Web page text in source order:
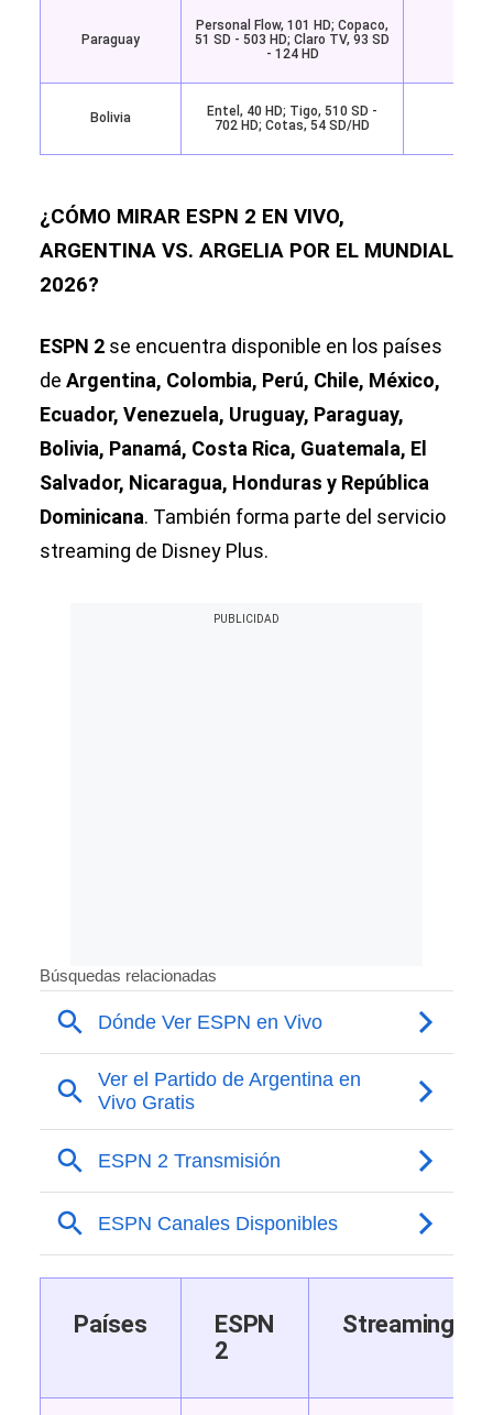
Paraguay
Personal Flow, 101 HD; Copaco,
51 SD - 503 HD; Claro TV, 93 SD
- 124 HD
Bolivia
Entel, 40 HD; Tigo, 510 SD -
702 HD; Cotas, 54 SD/HD
¿CÓMO MIRAR ESPN 2 EN VIVO,
ARGENTINA VS. ARGELIA POR EL MUNDIAL
2026?
ESPN 2 se encuentra disponible en los países
de Argentina, Colombia, Perú, Chile, México,
Ecuador, Venezuela, Uruguay, Paraguay,
Bolivia, Panamá, Costa Rica, Guatemala, El
Salvador, Nicaragua, Honduras y República
Dominicana. También forma parte del servicio
streaming de Disney Plus.
Países
ESPN
2
Streaming